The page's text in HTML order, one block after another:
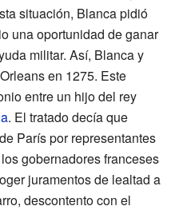
situación, Blanca pidió
una oportunidad de ganar
militar. Así, Blanca y
en 1275. Este
entre un hijo del rey
. El tratado decía que
París por representantes
gobernadores franceses
juramentos de lealtad a
descontento con el